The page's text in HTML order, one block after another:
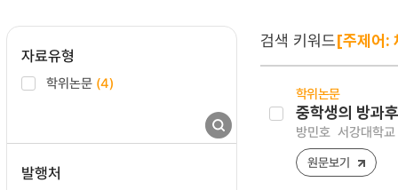
자료유형
학위논문 (4)
발행처
검색 키워드[주제어:
학위논문
중학생의 방과
방민호 서강대학
원문보기